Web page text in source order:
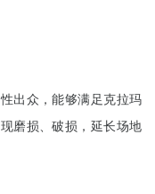
出众，能够满足克拉玛
磨损、破损，延长场地